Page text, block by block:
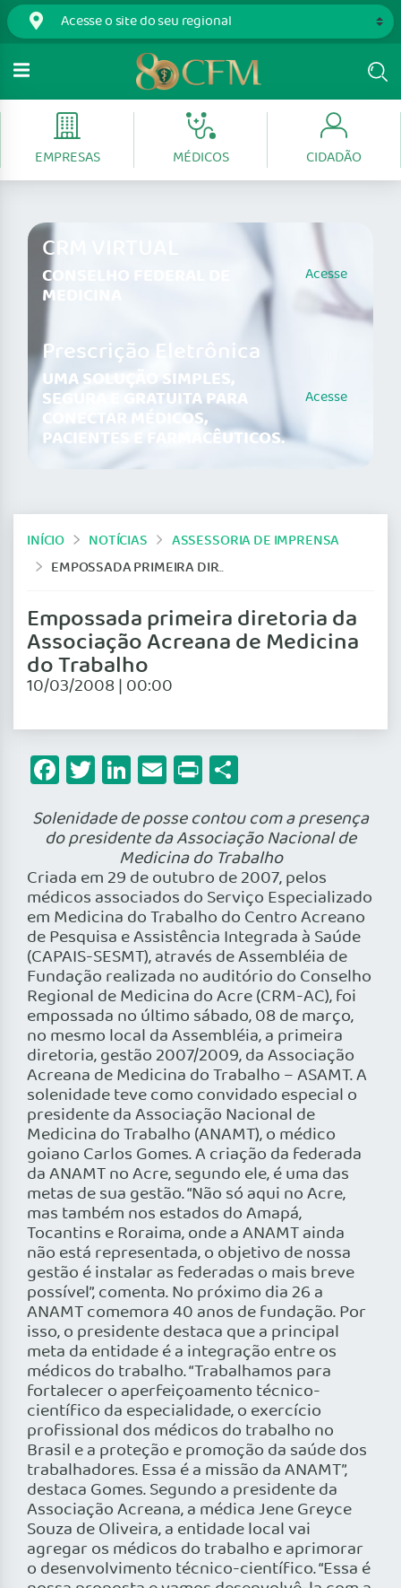
EMPRESAS MÉDICOS CIDADÃO
CRM VIRTUAL
CONSELHO FEDERAL DE
MEDICINA
Acesse
Prescrição Eletrônica
UMA SOLUÇÃO SIMPLES,
SEGURA E GRATUITA PARA
CONECTAR MÉDICOS,
PACIENTES E FARMACÊUTICOS.
Acesse
INÍCIO NOTÍCIAS
ASSESSORIA DE IMPRENSA
EMPOSSADA PRIMEIRA DIRETORIA DA ASSOCIAÇÃO ACREANA DE MEDICINA DO TRABALHO
Empossada primeira diretoria da
Associação Acreana de Medicina
do Trabalho
10/03/2008 | 00:00
Facebook
Twitter
LinkedIn
Email
Print
Solenidade de posse contou com a presença
do presidente da Associação Nacional de
Medicina do Trabalho
Criada em 29 de outubro de 2007, pelos
médicos associados do Serviço Especializado
em Medicina do Trabalho do Centro Acreano
de Pesquisa e Assistência Integrada à Saúde
(CAPAIS-SESMT), através de Assembléia de
Fundação realizada no auditório do Conselho
Regional de Medicina do Acre (CRM-AC), foi
empossada no último sábado, 08 de março,
no mesmo local da Assembléia, a primeira
diretoria, gestão 2007/2009, da Associação
Acreana de Medicina do Trabalho – ASAMT. A
solenidade teve como convidado especial o
presidente da Associação Nacional de
Medicina do Trabalho (ANAMT), o médico
goiano Carlos Gomes. A criação da federada
da ANAMT no Acre, segundo ele, é uma das
metas de sua gestão. “Não só aqui no Acre,
mas também nos estados do Amapá,
Tocantins e Roraima, onde a ANAMT ainda
não está representada, o objetivo de nossa
gestão é instalar as federadas o mais breve
possível”, comenta. No próximo dia 26 a
ANAMT comemora 40 anos de fundação. Por
isso, o presidente destaca que a principal
meta da entidade é a integração entre os
médicos do trabalho. “Trabalhamos para
fortalecer o aperfeiçoamento técnico-
científico da especialidade, o exercício
profissional dos médicos do trabalho no
Brasil e a proteção e promoção da saúde dos
trabalhadores. Essa é a missão da ANAMT”,
destaca Gomes. Segundo a presidente da
Associação Acreana, a médica Jene Greyce
Souza de Oliveira, a entidade local vai
agregar os médicos do trabalho e aprimorar
o desenvolvimento técnico-científico. “Essa é